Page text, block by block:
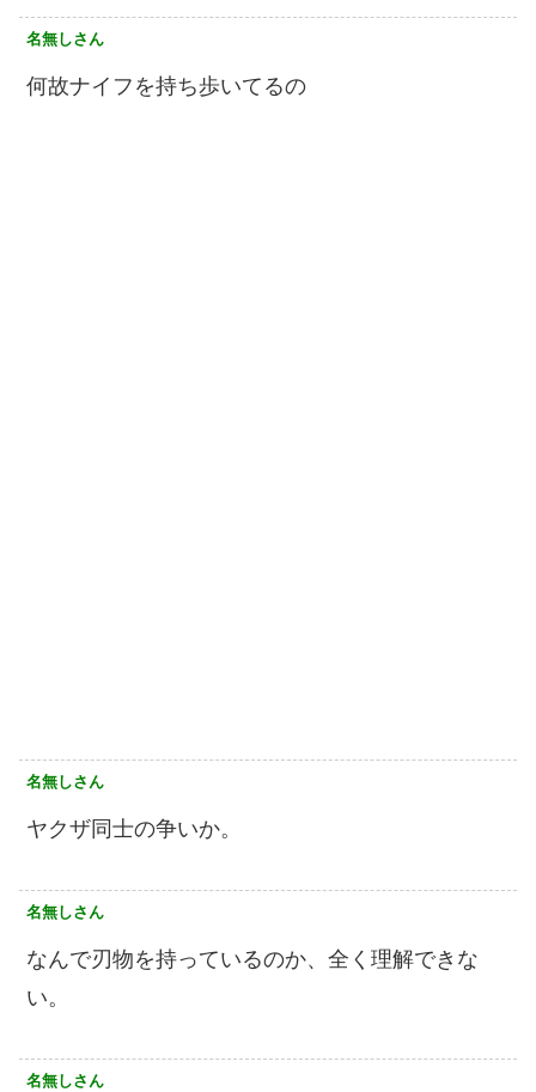
名無しさん
何故ナイフを持ち歩いてるの
名無しさん
ヤクザ同士の争いか。
名無しさん
なんで刃物を持っているのか、全く理解できな
い。
名無しさん